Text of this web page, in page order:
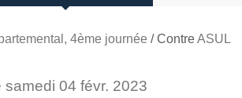
4ème journée / ContreASUL
samedi 04 févr. 2023